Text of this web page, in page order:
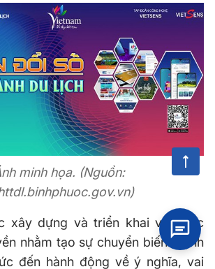
minh họa. (Nguồn:
xây dựng và triển khai với mục
nhằm tạo sự chuyển biến mạnh
đến hành động về ý nghĩa, vai